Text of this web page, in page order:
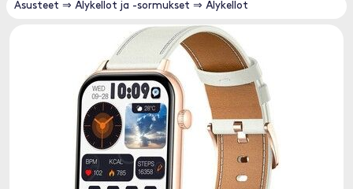
Asusteet ⇒ Älykellot ja -sormukset ⇒ Älykellot